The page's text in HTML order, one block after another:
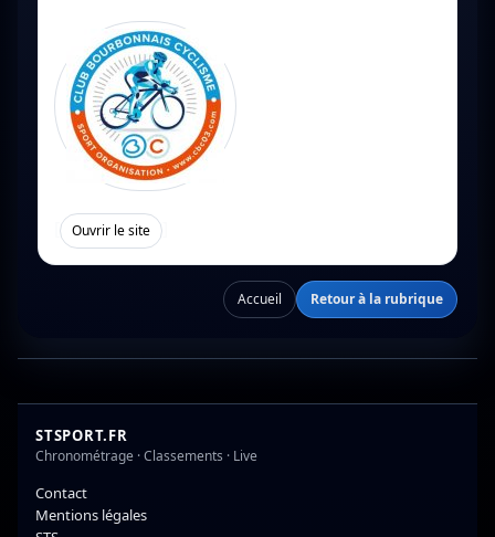
Ouvrir le site
Accueil Retour à la rubrique
STSPORT.FR
Chronométrage · Classements · Live
Contact
Mentions légales